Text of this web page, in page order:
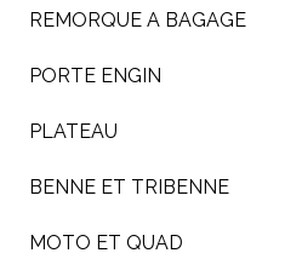
REMORQUE A BAGAGE
PORTE ENGIN
PLATEAU
BENNE ET TRIBENNE
MOTO ET QUAD